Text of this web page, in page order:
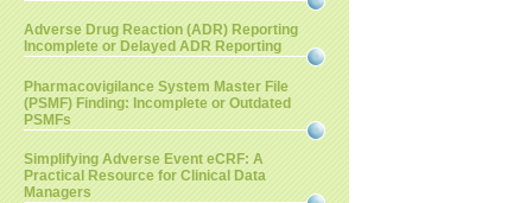
Adverse Drug Reaction (ADR) Reporting
Incomplete or Delayed ADR Reporting
Pharmacovigilance System Master File
(PSMF) Finding: Incomplete or Outdated
PSMFs
Simplifying Adverse Event eCRF: A
Practical Resource for Clinical Data
Managers